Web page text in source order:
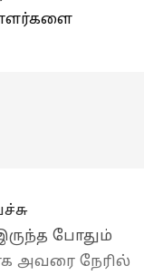
போதும்
அவரை நேரில்